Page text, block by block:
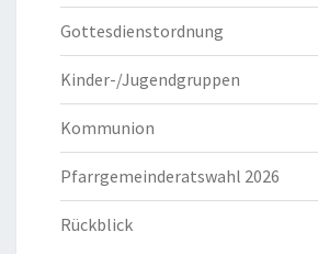
Gottesdienstordnung
Kinder-/Jugendgruppen
Kommunion
Pfarrgemeinderatswahl 2026
Rückblick